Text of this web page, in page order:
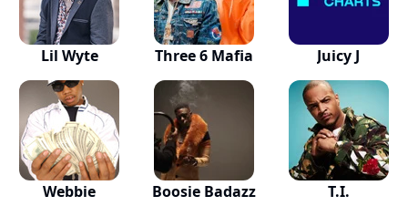
Lil Wyte Three 6 Mafia Juicy J
Webbie Boosie Badazz T.I.